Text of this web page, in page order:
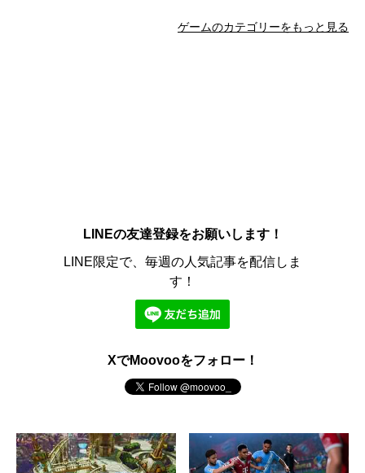
ゲームのカテゴリーをもっと見る
LINEの友達登録をお願いします！
LINE限定で、毎週の人気記事を配信しま
す！
XでMoovooをフォロー！